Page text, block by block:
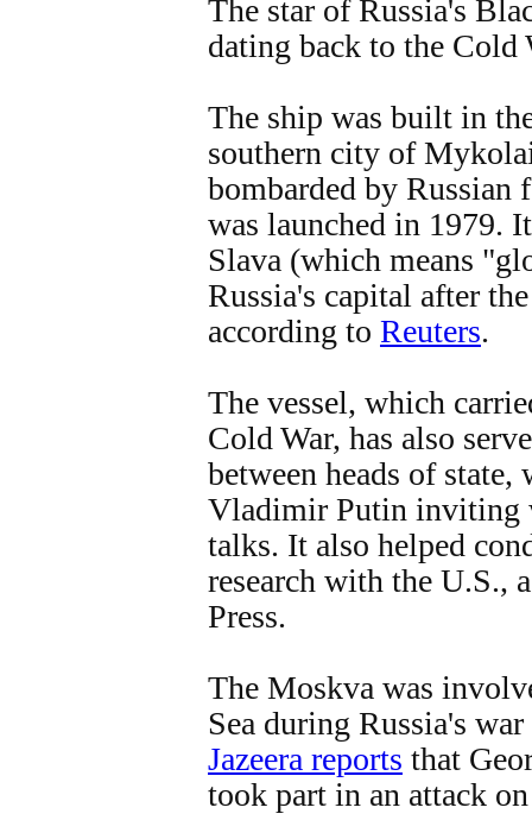
The star of Russia's
dating back to the Cold
The ship was built in
southern city of
bombarded by Russian
was launched in 1979.
Slava (which means
Russia's capital after
according to Reuters.
The vessel, which
Cold War, has also
between heads of
Vladimir Putin inviting
talks. It also helped
research with the U.S.,
Press.
The Moskva was
Sea during Russia's
Jazeera reports that
took part in an attack